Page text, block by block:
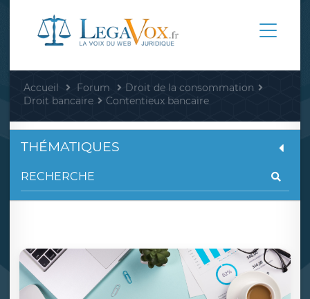
Accueil Forum
Droit de la consommation
Droit bancaire
Contentieux bancaire
THÉMATIQUES